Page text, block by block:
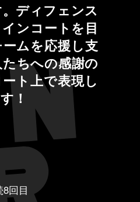
ディフェンス
ンコートを目
ムを応援し支
ちへの感謝の
ト上で表現し
！
回目